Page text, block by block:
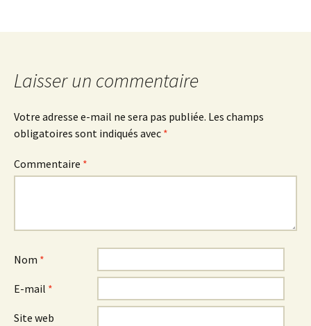
Laisser un commentaire
Votre adresse e-mail ne sera pas publiée. Les champs
obligatoires sont indiqués avec *
Commentaire *
Nom *
E-mail *
Site web